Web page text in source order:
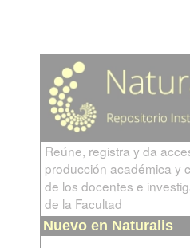
Reúne, registra y da
producción académica y
de los docentes e
de la Facultad
Nuevo en Naturalis